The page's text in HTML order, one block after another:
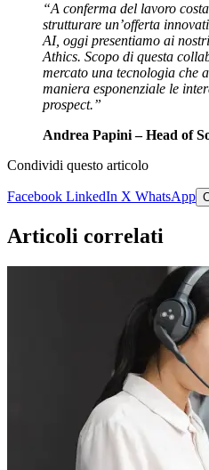
“A conferma del lavoro
strutturare un’offerta
AI, oggi presentiamo ai
Athics. Scopo di questa
mercato una tecnologia che
maniera esponenziale le
prospect.”
Andrea Papini – Head of
Condividi questo articolo
Facebook LinkedIn X WhatsApp
Articoli correlati